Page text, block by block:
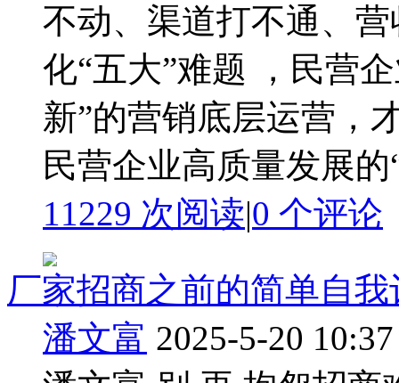
不动、渠道打不通、
化“五大”难题 ，民营
新”的营销底层运营，
民营企业高质量发展
11229 次阅读|0 个评论
厂家招商之前的简单自我
潘文富 2025-5-20 10:37